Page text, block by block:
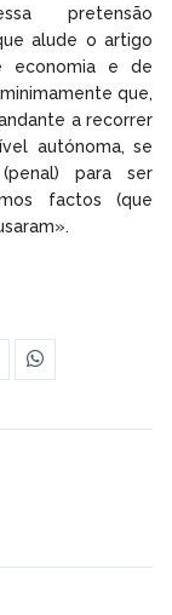
pretensão
alude o artigo
economia e de
que,
a recorrer
autónoma, se
para ser
factos (que